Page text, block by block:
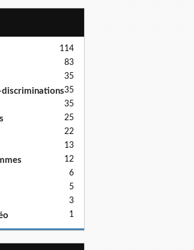
114
83
35
35
35
25
22
13
12
6
5
3
1